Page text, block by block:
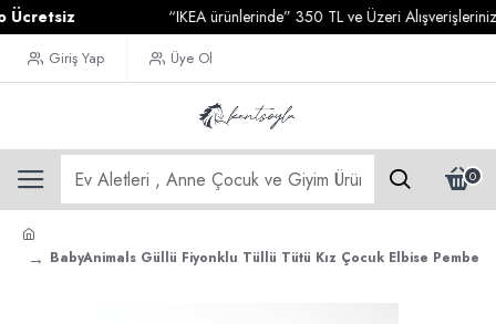
“IKEA ürünlerinde” 350 TL ve Üzeri Alışverişlerinizde
Giriş Yap Üye Ol
0
BabyAnimals Güllü Fiyonklu Tüllü Tütü Kız Çocuk Elbise Pembe